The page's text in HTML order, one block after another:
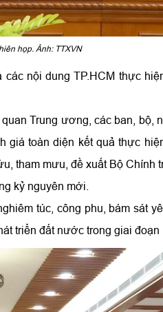
họp. Ảnh: TTXVN
nội dung TP.HCM thực
Trung ương, các ban, bộ,
giá toàn diện kết quả thực
tham mưu, đề xuất Bộ Chính
kỷ nguyên mới.
túc, công phu, bám sát
triển đất nước trong giai đoạn